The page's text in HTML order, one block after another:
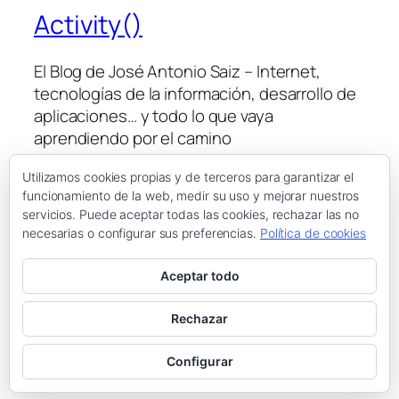
Activity()
El Blog de José Antonio Saiz – Internet,
tecnologías de la información, desarrollo de
aplicaciones… y todo lo que vaya
aprendiendo por el camino
Blog
Acerca de
Eventos
Tienda
Patrones
Twenty Twenty-Five Diseñado conWordPress
Utilizamos cookies propias y de terceros para garantizar el
funcionamiento de la web, medir su uso y mejorar nuestros
servicios. Puede aceptar todas las cookies, rechazar las no
necesarias o configurar sus preferencias. Política de cookies
Aceptar todo
Rechazar
Configurar